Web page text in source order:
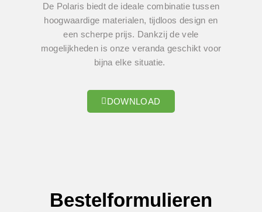
De Polaris biedt de ideale combinatie tussen
hoogwaardige materialen, tijdloos design en
een scherpe prijs. Dankzij de vele
mogelijkheden is onze veranda geschikt voor
bijna elke situatie.
DOWNLOAD
Bestelformulieren